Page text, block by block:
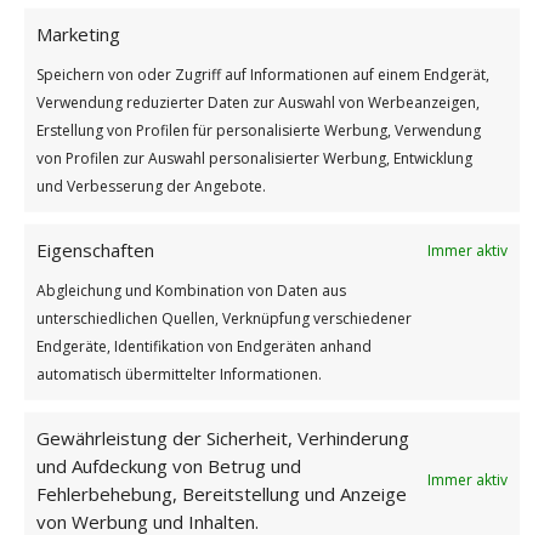
Marketing
Speichern von oder Zugriff auf Informationen auf einem Endgerät,
Verwendung reduzierter Daten zur Auswahl von Werbeanzeigen,
Erstellung von Profilen für personalisierte Werbung, Verwendung
von Profilen zur Auswahl personalisierter Werbung, Entwicklung
und Verbesserung der Angebote.
Eigenschaften
Immer aktiv
Abgleichung und Kombination von Daten aus
unterschiedlichen Quellen, Verknüpfung verschiedener
Endgeräte, Identifikation von Endgeräten anhand
automatisch übermittelter Informationen.
Gewährleistung der Sicherheit, Verhinderung
und Aufdeckung von Betrug und
Fehlerbehebung, Bereitstellung und Anzeige
von Werbung und Inhalten.
Immer aktiv
12. APRIL 2026 / 0 KOMMENTARE / VONBETTINA
Wir können den Wind
GUTEN MORGEN